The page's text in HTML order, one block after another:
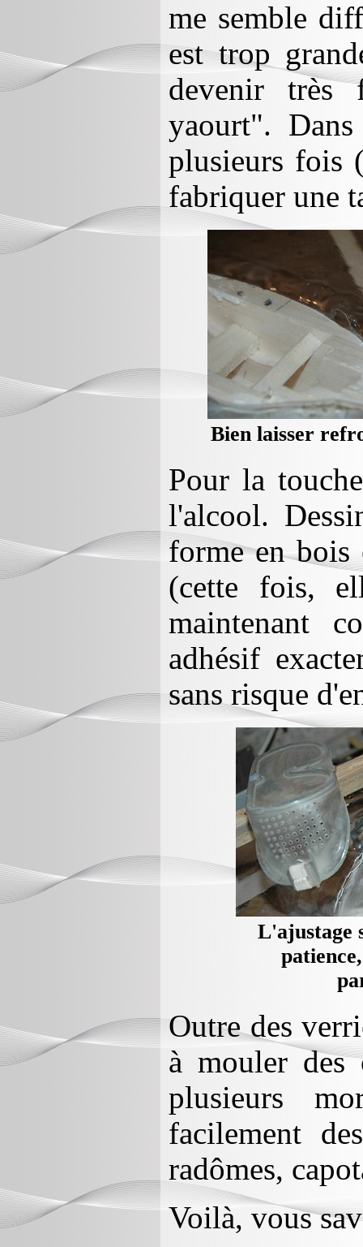
me semble
est trop
devenir très
yaourt".
plusieurs fois
fabriquer une
Bien laisser
Pour la
l'alcool.
forme en bois
(cette fois,
maintenant
adhésif
sans risque
L'ajustage
Outre des
à mouler des
plusieurs
facilement
radômes,
Voilà, vous